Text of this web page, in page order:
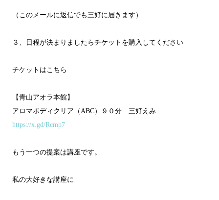
（このメールに返信でも三好に届きます）
３、日程が決まりましたらチケットを購入してください
チケットはこちら
【青山アオラ本館】
アロマボディクリア（ABC）９０分 三好えみ
https://x.gd/Rcmp7
もう一つの提案は講座です。
私の大好きな講座に